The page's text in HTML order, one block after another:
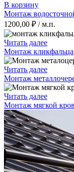
В корзину
Монтаж
1200,00 ₽ / м.п.
Читать далее
Монтаж кликфальца
Читать далее
Монтаж
Читать далее
Монтаж мягкой